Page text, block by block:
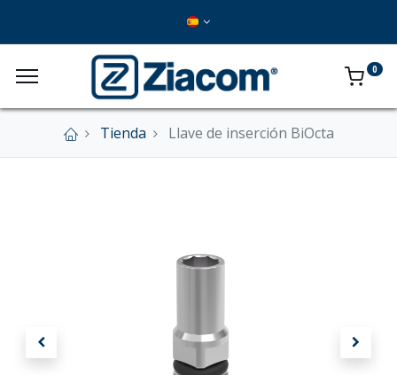
0
Tienda Llave de inserción BiOcta